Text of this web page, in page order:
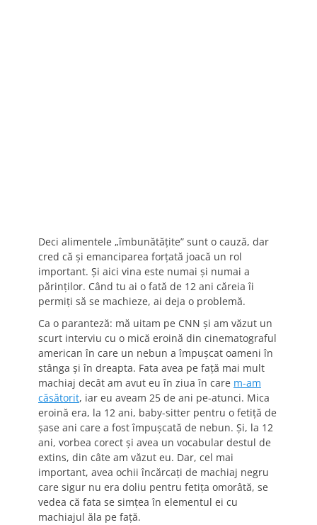
Deci alimentele „îmbunătăţite” sunt o cauză, dar
cred că şi emanciparea forţată joacă un rol
important. Şi aici vina este numai şi numai a
părinţilor. Când tu ai o fată de 12 ani căreia îi
permiţi să se machieze, ai deja o problemă.
Ca o paranteză: mă uitam pe CNN şi am văzut un
scurt interviu cu o mică eroină din cinematograful
american în care un nebun a împuşcat oameni în
stânga şi în dreapta. Fata avea pe faţă mai mult
machiaj decât am avut eu în ziua în care m-am
căsătorit, iar eu aveam 25 de ani pe-atunci. Mica
eroină era, la 12 ani, baby-sitter pentru o fetiţă de
şase ani care a fost împuşcată de nebun. Şi, la 12
ani, vorbea corect şi avea un vocabular destul de
extins, din câte am văzut eu. Dar, cel mai
important, avea ochii încărcaţi de machiaj negru
care sigur nu era doliu pentru fetiţa omorâtă, se
vedea că fata se simţea în elementul ei cu
machiajul ăla pe faţă.